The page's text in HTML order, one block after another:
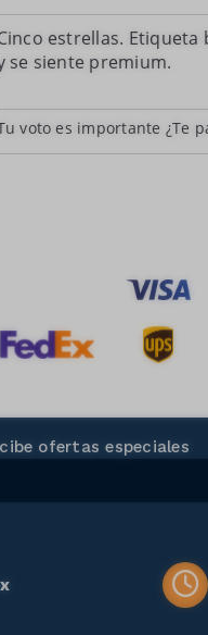
estrellas.
se siente premium.
voto es importante ¿Te
ofertas especiales